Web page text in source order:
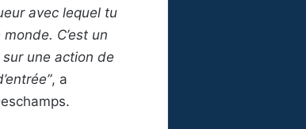
avec lequel tu
C’est un
une action de
, a